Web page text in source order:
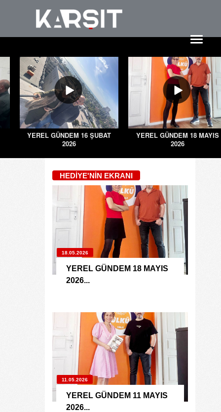
YEREL GÜNDEM 16 ŞUBAT
2026
YEREL GÜNDEM 18 MAYIS
2026
HEDİYE'NİN EKRANI
18.05.2026
YEREL GÜNDEM 18 MAYIS
2026...
11.05.2026
YEREL GÜNDEM 11 MAYIS
2026...